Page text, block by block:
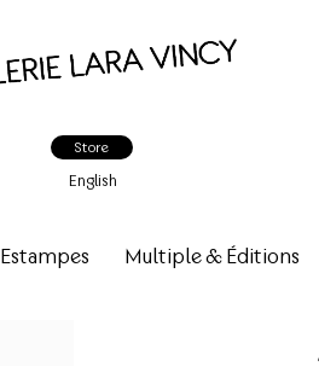
Store
English
Estampes Multiple & Éditions